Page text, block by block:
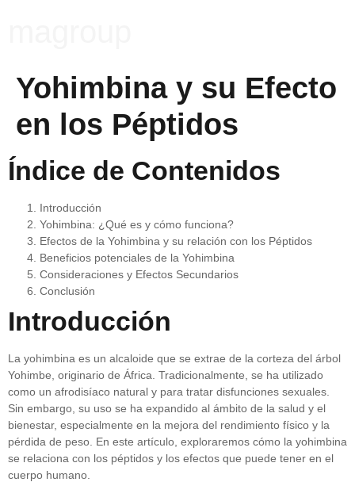
Yohimbina y su Efecto
en los Péptidos
Índice de Contenidos
Introducción
Yohimbina: ¿Qué es y cómo funciona?
Efectos de la Yohimbina y su relación con los Péptidos
Beneficios potenciales de la Yohimbina
Consideraciones y Efectos Secundarios
Conclusión
Introducción
La yohimbina es un alcaloide que se extrae de la corteza del árbol
Yohimbe, originario de África. Tradicionalmente, se ha utilizado
como un afrodisíaco natural y para tratar disfunciones sexuales.
Sin embargo, su uso se ha expandido al ámbito de la salud y el
bienestar, especialmente en la mejora del rendimiento físico y la
pérdida de peso. En este artículo, exploraremos cómo la yohimbina
se relaciona con los péptidos y los efectos que puede tener en el
cuerpo humano.